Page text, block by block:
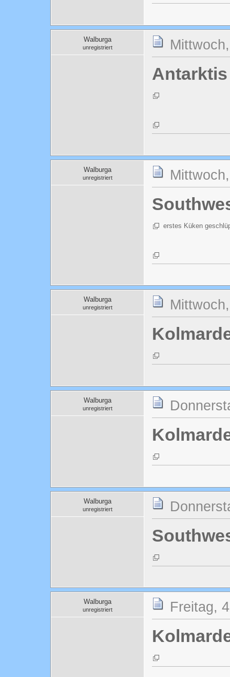
Walburga
unregistriert
Antarktis
Walburga
unregistriert
erstes Küken
Walburga
unregistriert
Walburga
unregistriert
Walburga
unregistriert
Walburga
unregistriert Freitag,